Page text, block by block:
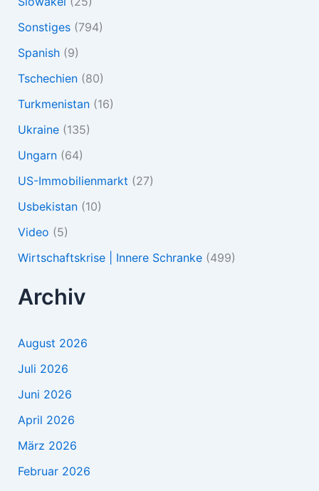
Sonstiges(794)
Spanish(9)
Tschechien(80)
Turkmenistan(16)
Ukraine(135)
Ungarn(64)
US-Immobilienmarkt (27)
Usbekistan(10)
Video (5)
Wirtschaftskrise | Innere Schranke(499)
Archiv
August 2026
Juli 2026
Juni 2026
April 2026
März 2026
Februar 2026